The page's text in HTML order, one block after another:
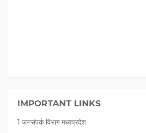
IMPORTANT LINKS
1 जनसंपर्क विभाग मध्यप्रदेश